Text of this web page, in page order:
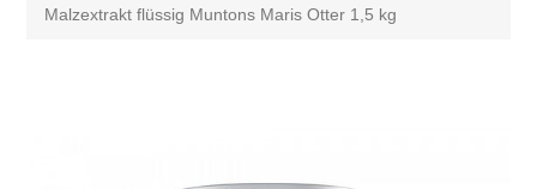
Malzextrakt flüssig Muntons Maris Otter 1,5 kg